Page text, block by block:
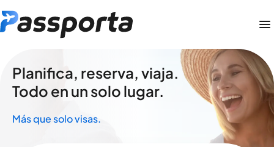
Planifica, reserva, viaja.
Todo en un solo lugar.
Más que solo visas.